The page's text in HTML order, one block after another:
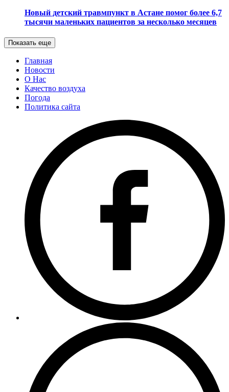
Новый детский травмпункт в Астане помог более 6,7
тысячи маленьких пациентов за несколько месяцев
Показать еще
Главная
Новости
О Нас
Качество воздуха
Погода
Политика сайта